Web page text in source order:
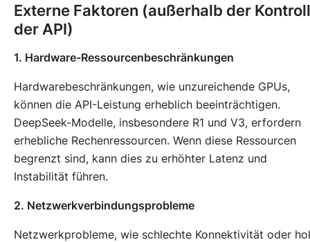
Externe Faktoren (außerhalb der
der API)
1. Hardware-Ressourcenbeschränkungen
Hardwarebeschränkungen, wie unzureichende GPUs,
können die API-Leistung erheblich beeinträchtigen.
DeepSeek-Modelle, insbesondere R1 und V3, erfordern
erhebliche Rechenressourcen. Wenn diese Ressourcen
begrenzt sind, kann dies zu erhöhter Latenz und
Instabilität führen.
2. Netzwerkverbindungsprobleme
Netzwerkprobleme, wie schlechte Konnektivität oder